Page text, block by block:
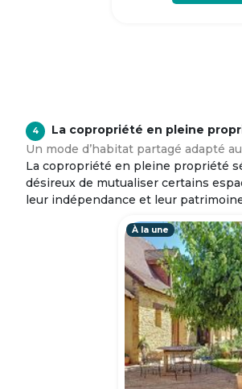
4
La copropriété en pleine
Un mode d’habitat partagé adapté
La copropriété en pleine propriété
désireux de mutualiser certains
leur indépendance et leur
À la une